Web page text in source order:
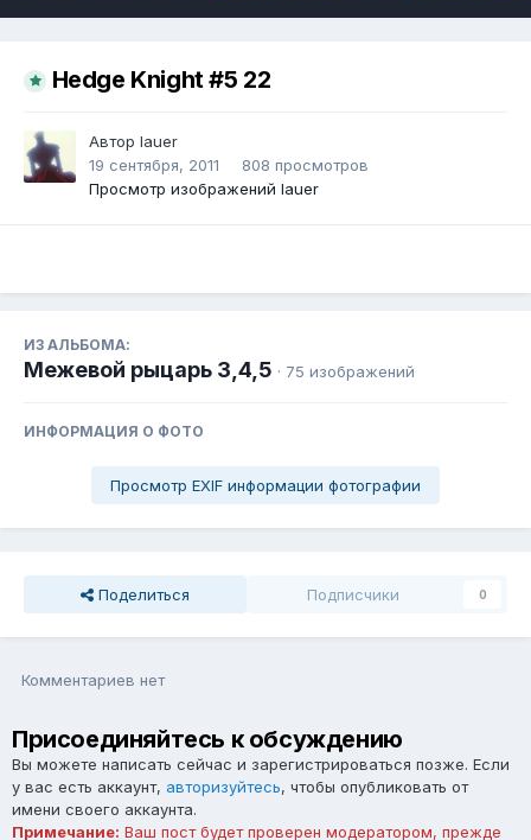
Hedge Knight #5 22
Автор lauer
19 сентября, 2011
808 просмотров
Просмотр изображений lauer
ИЗ АЛЬБОМА:
Межевой рыцарь 3,4,5 · 75 изображений
ИНФОРМАЦИЯ О ФОТО
Просмотр EXIF информации фотографии
Поделиться Подписчики 0
Комментариев нет
Присоединяйтесь к обсуждению
Вы можете написать сейчас и зарегистрироваться позже. Если
у вас есть аккаунт, авторизуйтесь, чтобы опубликовать от
имени своего аккаунта.
Примечание: Ваш пост будет проверен модератором, прежде